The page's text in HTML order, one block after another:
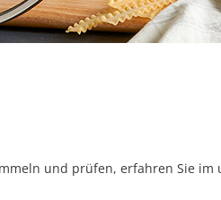
und prüfen, erfahren Sie